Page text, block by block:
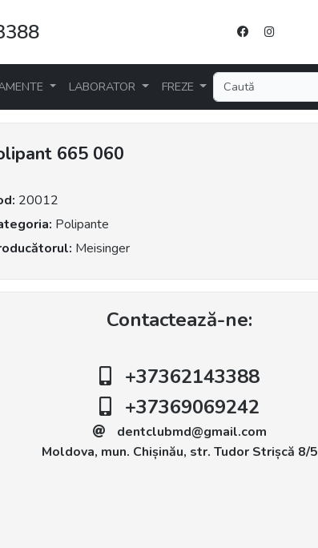
LABORATOR FREZE
665 060
20012
Polipante
Meisinger
Contactează-ne:
+37362143388
+37369069242
dentclubmd@gmail.com
Moldova, mun. Chișinău, str. Tudor Strișcă 8/5